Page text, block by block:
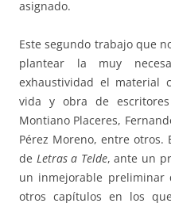
asignado.
Este segundo trabajo que
plantear la muy
exhaustividad el material
vida y obra de
Montiano Placeres,
Pérez Moreno, entre otros.
de Letras a Telde, ante un
un inmejorable preliminar
otros capítulos en los